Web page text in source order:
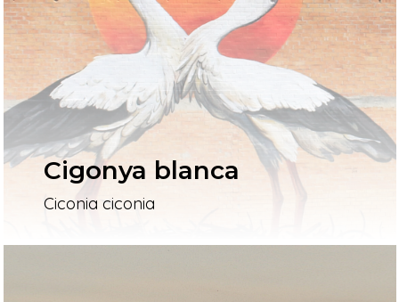
Cigonya blanca
Ciconia ciconia